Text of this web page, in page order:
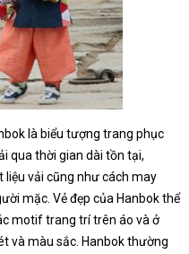
là biểu tượng trang phục
qua thời gian dài tồn tại,
liệu vải cũng như cách may
mặc. Vẻ đẹp của Hanbok thể
motif trang trí trên áo và ở
và màu sắc. Hanbok thường